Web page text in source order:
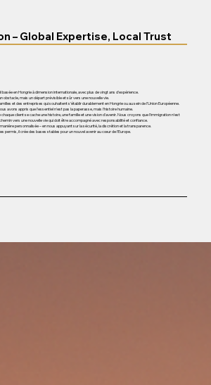
– Global Expertise, Local Trust
en Hongrie à dimension internationale, avec plus de vingt ans d'expérience.
obstacle, mais un départ prévisible et sûr vers une nouvelle vie.
et des entreprises qui souhaitent s'établir durablement en Hongrie ou au sein de l'Union Européenne.
avons appris que l'essentiel n'est pas la paperasse, mais l'histoire humaine.
client se cache une histoire, une famille et une vision d'avenir. Nous croyons que l'immigration n'est
vers une nouvelle vie qui doit être accompagné avec responsabilité et confiance.
personnalisée – en nous appuyant sur la sécurité, la discrétion et la transparence.
permis, il crée des bases stables pour un nouvel avenir au cœur de l'Europe.